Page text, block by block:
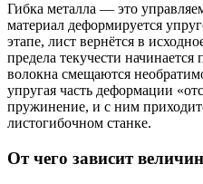
Гибка металла — это
материал деформируется
этапе, лист вернётся в
предела текучести
волокна смещаются
упругая часть деформации
пружинение, и с ним
листогибочном станке.
От чего зависит